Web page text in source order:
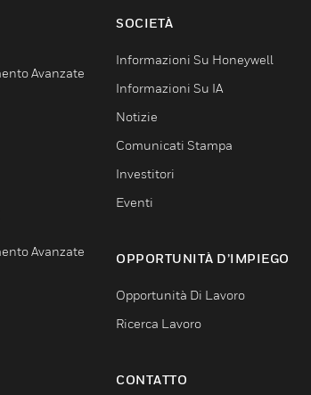
Avanzate
Avanzate
SOCIETÀ
Informazioni Su Honeywell
Informazioni Su IA
Notizie
Comunicati Stampa
Investitori
Eventi
OPPORTUNITÀ D’IMPIEGO
Opportunità Di Lavoro
Ricerca Lavoro
CONTATTO